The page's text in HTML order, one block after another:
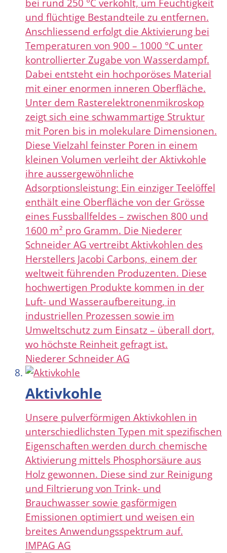
bei rund 250 °C verkohlt, um Feuchtigkeit
und flüchtige Bestandteile zu entfernen.
Anschliessend erfolgt die Aktivierung bei
Temperaturen von 900 – 1000 °C unter
kontrollierter Zugabe von Wasserdampf.
Dabei entsteht ein hochporöses Material
mit einer enormen inneren Oberfläche.
Unter dem Rasterelektronenmikroskop
zeigt sich eine schwammartige Struktur
mit Poren bis in molekulare Dimensionen.
Diese Vielzahl feinster Poren in einem
kleinen Volumen verleiht der Aktivkohle
ihre aussergewöhnliche
Adsorptionsleistung: Ein einziger Teelöffel
enthält eine Oberfläche von der Grösse
eines Fussballfeldes – zwischen 800 und
1600 m² pro Gramm. Die Niederer
Schneider AG vertreibt Aktivkohlen des
Herstellers Jacobi Carbons, einem der
weltweit führenden Produzenten. Diese
hochwertigen Produkte kommen in der
Luft- und Wasseraufbereitung, in
industriellen Prozessen sowie im
Umweltschutz zum Einsatz – überall dort,
wo höchste Reinheit gefragt ist.
Niederer Schneider AG
Aktivkohle
Unsere pulverförmigen Aktivkohlen in
unterschiedlichsten Typen mit spezifischen
Eigenschaften werden durch chemische
Aktivierung mittels Phosphorsäure aus
Holz gewonnen. Diese sind zur Reinigung
und Filtrierung von Trink- und
Brauchwasser sowie gasförmigen
Emissionen optimiert und weisen ein
breites Anwendungsspektrum auf.
IMPAG AG